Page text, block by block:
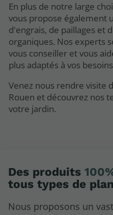
En plus de notre large
vous propose également
d'engrais, de paillages et
organiques. Nos experts
vous conseiller et vous
plus adaptés à vos
Venez nous rendre visite
Rouen et découvrez nos
votre jardin.
Des produits
tous types de
Nous proposons un